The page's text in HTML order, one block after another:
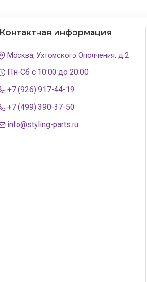
Контактная информация
Москва, Ухтомского Ополчения, д.2
Пн-Сб с 10:00 до 20:00
+7 (926) 917-44-19
+7 (499) 390-37-50
info@styling-parts.ru